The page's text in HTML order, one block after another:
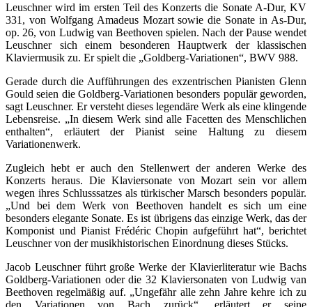
Leuschner wird im ersten Teil des Konzerts die Sonate A-Dur, KV
331, von Wolfgang Amadeus Mozart sowie die Sonate in As-Dur,
op. 26, von Ludwig van Beethoven spielen. Nach der Pause wendet
Leuschner sich einem besonderen Hauptwerk der klassischen
Klaviermusik zu. Er spielt die „Goldberg-Variationen“, BWV 988.
Gerade durch die Aufführungen des exzentrischen Pianisten Glenn
Gould seien die Goldberg-Variationen besonders populär geworden,
sagt Leuschner. Er versteht dieses legendäre Werk als eine klingende
Lebensreise. „In diesem Werk sind alle Facetten des Menschlichen
enthalten“, erläutert der Pianist seine Haltung zu diesem
Variationenwerk.
Zugleich hebt er auch den Stellenwert der anderen Werke des
Konzerts heraus. Die Klaviersonate von Mozart sein vor allem
wegen ihres Schlusssatzes als türkischer Marsch besonders populär.
„Und bei dem Werk von Beethoven handelt es sich um eine
besonders elegante Sonate. Es ist übrigens das einzige Werk, das der
Komponist und Pianist Frédéric Chopin aufgeführt hat“, berichtet
Leuschner von der musikhistorischen Einordnung dieses Stücks.
Jacob Leuschner führt große Werke der Klavierliteratur wie Bachs
Goldberg-Variationen oder die 32 Klaviersonaten von Ludwig van
Beethoven regelmäßig auf. „Ungefähr alle zehn Jahre kehre ich zu
den Variationen von Bach zurück“, erläutert er seine